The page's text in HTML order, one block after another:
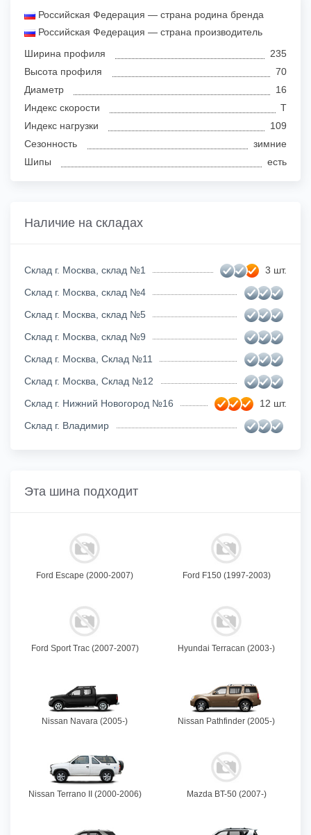
Российская Федерация — страна родина бренда
Российская Федерация — страна производитель
Ширина профиля
235
Высота профиля
70
Диаметр
16
Индекс скорости
T
Индекс нагрузки
109
Сезонность
зимние
Шипы
есть
Наличие на складах
Склад г. Москва, склад №1
3 шт.
Склад г. Москва, склад №4
Склад г. Москва, склад №5
Склад г. Москва, склад №9
Склад г. Москва, Склад №11
Склад г. Москва, Склад №12
Склад г. Нижний Новогород №16
12 шт.
Склад г. Владимир
Эта шина подходит
Ford Escape (2000-2007) Ford F150 (1997-2003)
Ford Sport Trac (2007-2007) Hyundai Terracan (2003-)
Nissan Navara (2005-) Nissan Pathfinder (2005-)
Nissan Terrano II (2000-2006) Mazda BT-50 (2007-)